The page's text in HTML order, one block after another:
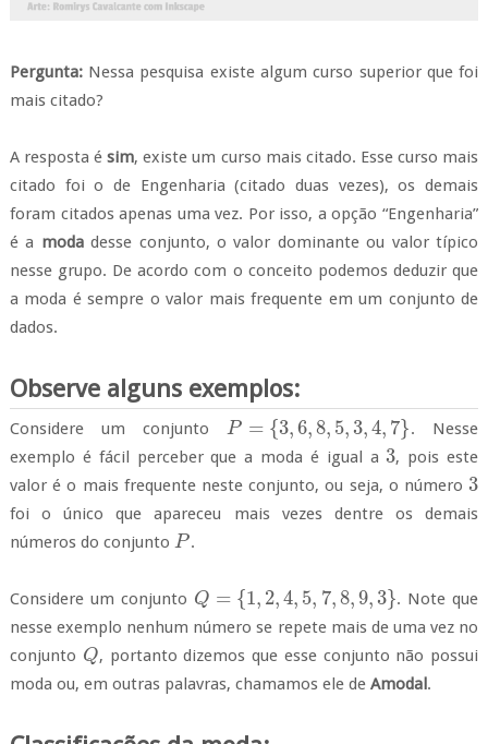
Pergunta:Nessa pesquisa existe algum curso superior que foi
mais citado?
A resposta ésim, existe um curso mais citado. Esse curso mais
citado foi o de Engenharia (citado duas vezes), os demais
foram citados apenas uma vez. Por isso, a opção “Engenharia”
é a modadesse conjunto, o valor dominante ou valor típico
nesse grupo. De acordo com o conceito podemos deduzir que
a moda é sempre o valor mais frequente em um conjunto de
dados.
Observe alguns exemplos:
Considere um conjuntoP = {3,6,8, 5, 3,4, 7}
P= {3, 6, 8,5,3 ,4, 7}
. Nesse
exemplo é fácil perceber que a moda é igual a 3
3, pois este
valor é o mais frequente neste conjunto, ou seja, o número 3
3
foi o único que apareceu mais vezes dentre os demais
números do conjunto P
P .
Considere um conjunto Q = {1, 2,4, 5, 7,8,9, 3}
Q= {1, 2 ,4, 5,7 ,8, 9,3 }
. Note que
nesse exemplo nenhum número se repete mais de uma vez no
conjunto Q
Q , portanto dizemos que esse conjunto não possui
moda ou, em outras palavras, chamamos ele de Amodal.